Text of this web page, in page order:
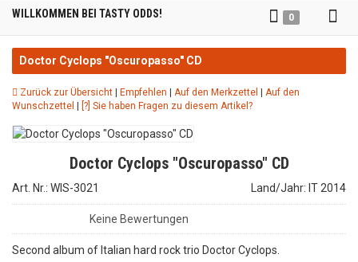
WILLKOMMEN BEI TASTY ODDS! 0
Doctor Cyclops "Oscuropasso" CD
Zurück zur Übersicht Empfehlen Auf den Merkzettel
Auf den
Wunschzettel
[?] Sie haben Fragen zu diesem Artikel?
Doctor Cyclops "Oscuropasso" CD
Art. Nr.: WIS-3021 Land/Jahr: IT 2014
Keine Bewertungen
Second album of Italian hard rock trio Doctor Cyclops.